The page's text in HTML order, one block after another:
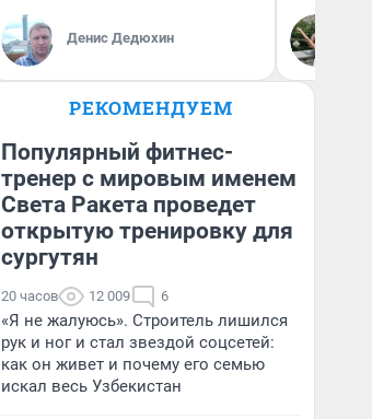
Денис Дедюхин
РЕКОМЕНДУЕМ
Популярный фитнес-
тренер с мировым именем
Света Ракета проведет
открытую тренировку для
сургутян
20 часов 12 009 6
«Я не жалуюсь». Строитель лишился
рук и ног и стал звездой соцсетей:
как он живет и почему его семью
искал весь Узбекистан